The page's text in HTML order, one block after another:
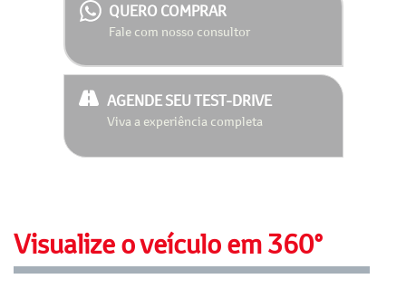
QUERO COMPRAR
Fale com nosso consultor
AGENDE SEU TEST-DRIVE
Viva a experiência completa
Visualize o veículo em 360°